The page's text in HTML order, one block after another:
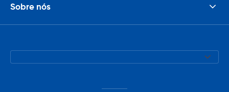
Sobre nós